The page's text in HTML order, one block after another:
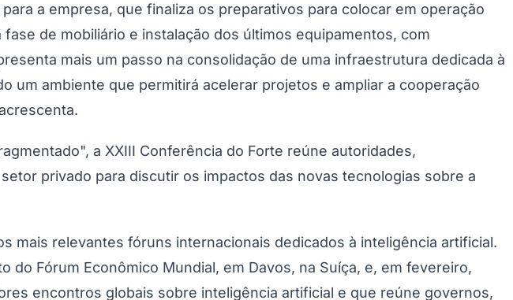
a empresa, que finaliza os preparativos para colocar em operação
de mobiliário e instalação dos últimos equipamentos, com
mais um passo na consolidação de uma infraestrutura dedicada à
um ambiente que permitirá acelerar projetos e ampliar a cooperação
a XXIII Conferência do Forte reúne autoridades,
privado para discutir os impactos das novas tecnologias sobre a
mais relevantes fóruns internacionais dedicados à inteligência artificial.
Fórum Econômico Mundial, em Davos, na Suíça, e, em fevereiro,
encontros globais sobre inteligência artificial e que reúne governos,